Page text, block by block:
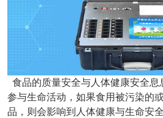
食品的质量安全与人体健康安全
参与生命活动，如果食用被污染的
品，则会影响到人体健康与生命安